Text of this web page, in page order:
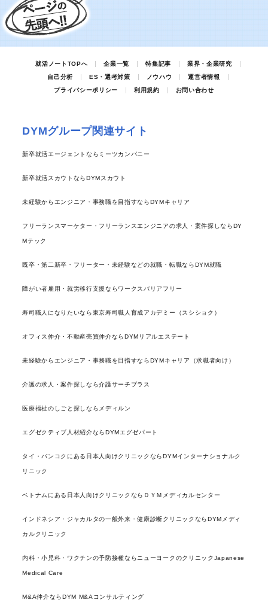
就活ノートTOPへ 企業一覧 特集記事
業界・企業研究
自己分析
ES・選考対策 ノウハウ
運営者情報
プライバシーポリシー
利用規約 お問い合わせ
DYMグループ関連サイト
新卒就活エージェントならミーツカンパニー
新卒就活スカウトならDYMスカウト
未経験からエンジニア・事務職を目指すならDYMキャリア
フリーランスマーケター・フリーランスエンジニアの求人・案件探しならDY
Mテック
既卒・第二新卒・フリーター・未経験などの就職・転職ならDYM就職
障がい者雇用・就労移行支援ならワークスバリアフリー
寿司職人になりたいなら東京寿司職人育成アカデミー（スシショク）
オフィス仲介・不動産売買仲介ならDYMリアルエステート
未経験からエンジニア・事務職を目指すならDYMキャリア（求職者向け）
介護の求人・案件探しなら介護サーチプラス
医療福祉のしごと探しならメディルン
エグゼクティブ人材紹介ならDYMエグゼパート
タイ・バンコクにある日本人向けクリニックならDYMインターナショナルク
リニック
ベトナムにある日本人向けクリニックならＤＹＭメディカルセンター
インドネシア・ジャカルタの一般外来・健康診断クリニックならDYMメディ
カルクリニック
内科・小児科・ワクチンの予防接種ならニューヨークのクリニックJapanese
Medical Care
M&A仲介ならDYM M&Aコンサルティング